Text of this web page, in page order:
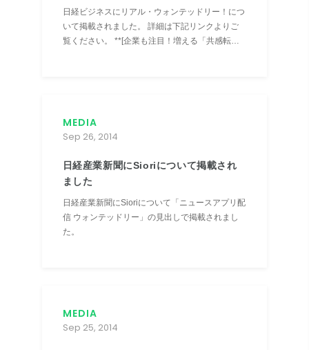
日経ビジネスにリアル・ウォンテッドリー！につ
いて掲載されました。 詳細は下記リンクよりご
覧ください。 **[企業も注目！増える「共感転
MEDIA
Sep 26, 2014
日経産業新聞にSioriについて掲載され
ました
日経産業新聞にSioriについて「ニュースアプリ配
信 ウォンテッドリー」の見出しで掲載されまし
た。
MEDIA
Sep 25, 2014